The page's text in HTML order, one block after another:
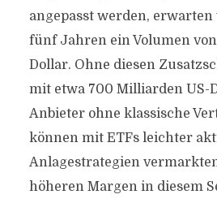
angepasst werden,
fünf Jahren ein Volumen
Dollar. Ohne diesen
mit etwa 700 Milliarden US-
Anbieter ohne klassische
können mit ETFs leichter
Anlagestrategien
höheren Margen in diesem